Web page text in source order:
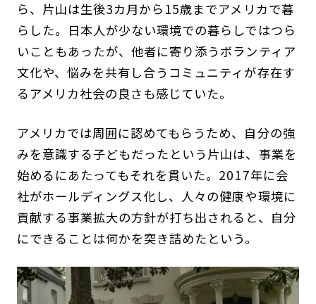
ら、片山は生後3カ月から15歳までアメリカで暮
らした。日本人が少ない環境での暮らしではつら
いこともあったが、他者に寄り添うボランティア
文化や、悩みを共有し合うコミュニティが存在す
るアメリカ社会の良さも感じていた。
アメリカでは周囲に認めてもらうため、自分の強
みを意識する子どもだったという片山は、事業を
始めるにあたってもそれを貫いた。2017年に会
社がホールディングス化し、人々の健康や環境に
貢献する事業拡大の方針が打ち出されると、自分
にできることは何かを突き詰めたという。